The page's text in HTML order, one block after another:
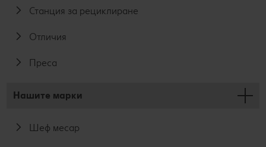
Станция за рециклиране
Отличия
Преса
Нашите марки
Шеф месар